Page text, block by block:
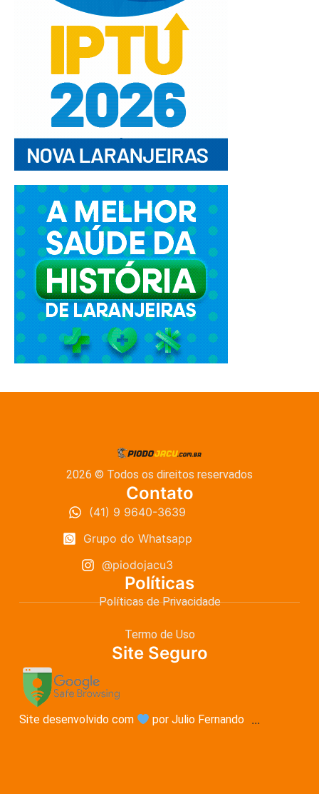
2026 © Todos os direitos reservados
Contato
(41) 9 9640-3639
Grupo do Whatsapp
@piodojacu3
Políticas
Políticas de Privacidade
Termo de Uso
Site Seguro
Site desenvolvido com por Julio Fernando ...